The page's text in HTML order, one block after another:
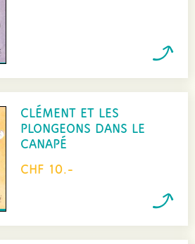
CLÉMENT ET LES
PLONGEONS DANS LE
CANAPÉ
CHF 10.-